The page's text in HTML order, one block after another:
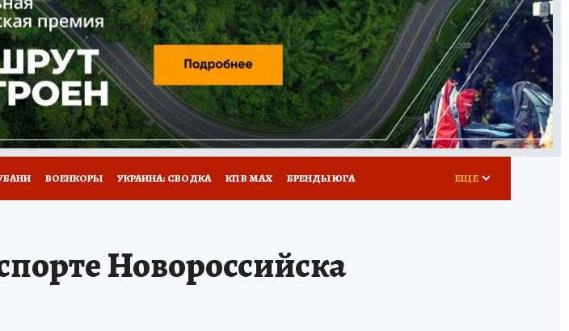
РАБОТА У НАС ГИД ПОТРЕБИТЕЛЯ РЕКЛАМА
ВОЕНКОРЫ УКРАИНА: СВОДКА КП В МАХ БРЕНДЫ ЮГА ЕЩЕ
Новороссийска